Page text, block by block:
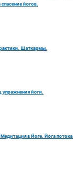
йогов.
Шаткармы.
упражнения йоги.
в Йоге. Йога потока